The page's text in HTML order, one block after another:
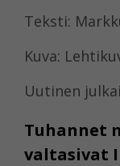
Teksti:
Kuva:
Uutinen
Tuhannet
valtasivat